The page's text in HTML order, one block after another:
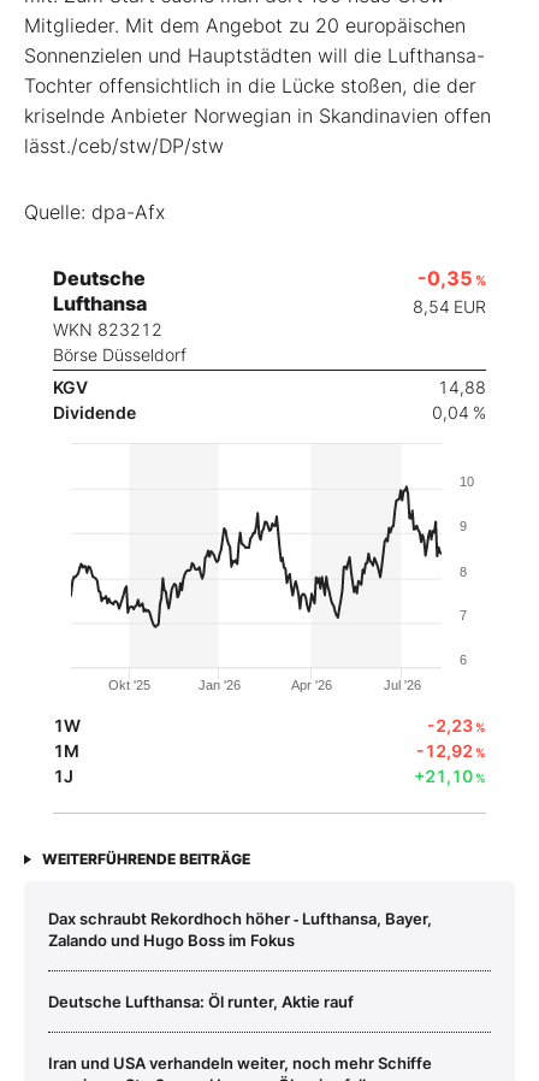
Mitglieder. Mit dem Angebot zu 20 europäischen
Sonnenzielen und Hauptstädten will die Lufthansa-
Tochter offensichtlich in die Lücke stoßen, die der
kriselnde Anbieter Norwegian in Skandinavien offen
lässt./ceb/stw/DP/stw
Quelle: dpa-Afx
Deutsche
Lufthansa
WKN 823212
Börse Düsseldorf
-0,35 %
8,54 EUR
KGV
14,88
Dividende
0,04 %
Okt '25 Jan '26 Apr '26 Jul '26
6
7
8
9
10
1W -2,23%
1M -12,92%
1J +21,10%
WEITERFÜHRENDE BEITRÄGE
Dax schraubt Rekordhoch höher ‑ Lufthansa, Bayer,
Zalando und Hugo Boss im Fokus
Deutsche Lufthansa: Öl runter, Aktie rauf
Iran und USA verhandeln weiter, noch mehr Schiffe